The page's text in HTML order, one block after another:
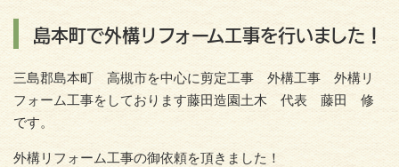
島本町で外構リフォーム工事を行いました！
三島郡島本町 高槻市を中心に剪定工事 外構工事 外構リ
フォーム工事をしております藤田造園土木 代表 藤田 修
です。
外構リフォーム工事の御依頼を頂きました！